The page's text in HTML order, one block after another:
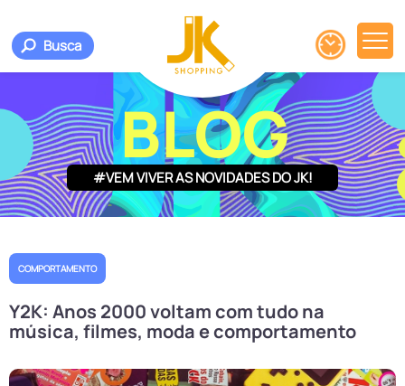
Busca
BLOG
#VEM VIVER AS NOVIDADES DO JK!
COMPORTAMENTO
Y2K: Anos 2000 voltam com tudo na
música, filmes, moda e comportamento